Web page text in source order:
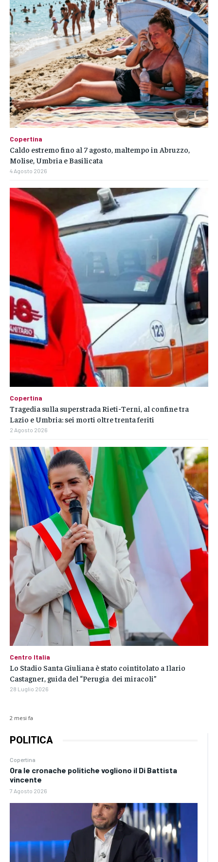
POLITICA
Copertina
Ora le cronache politiche vogliono il Di Battista
vincente
7 Agosto 2026
2 mesi fa
Copertina
Caldo estremo fino al 7 agosto, maltempo in Abruzzo,
Molise, Umbria e Basilicata
4 Agosto 2026
Copertina
Tragedia sulla superstrada Rieti-Terni, al confine tra
Lazio e Umbria: sei morti oltre trenta feriti
2 Agosto 2026
Centro Italia
Lo Stadio Santa Giuliana è stato cointitolato a Ilario
Castagner, guida del “Perugia dei miracoli”
28 Luglio 2026